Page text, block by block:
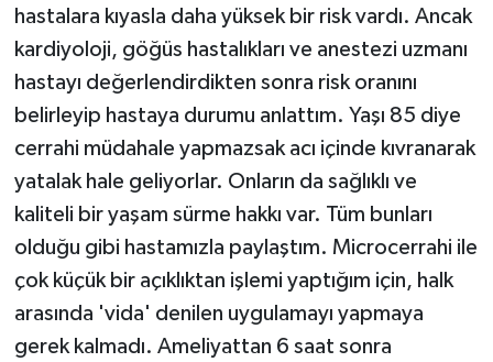
hastalara kıyasla daha yüksek bir risk vardı. Ancak
kardiyoloji, göğüs hastalıkları ve anestezi uzmanı
hastayı değerlendirdikten sonra risk oranını
belirleyip hastaya durumu anlattım. Yaşı 85 diye
cerrahi müdahale yapmazsak acı içinde kıvranarak
yatalak hale geliyorlar. Onların da sağlıklı ve
kaliteli bir yaşam sürme hakkı var. Tüm bunları
olduğu gibi hastamızla paylaştım. Microcerrahi ile
çok küçük bir açıklıktan işlemi yaptığım için, halk
arasında 'vida' denilen uygulamayı yapmaya
gerek kalmadı. Ameliyattan 6 saat sonra